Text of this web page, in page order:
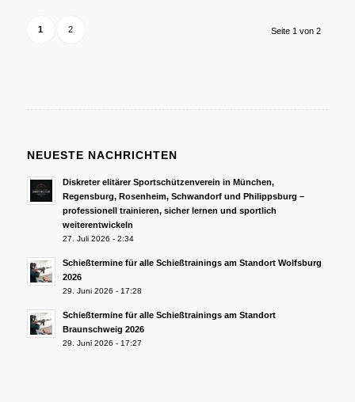
Seite 1 von 2
1 2
NEUESTE NACHRICHTEN
Diskreter elitärer Sportschützenverein in München,
Regensburg, Rosenheim, Schwandorf und Philippsburg –
professionell trainieren, sicher lernen und sportlich
weiterentwickeln
27. Juli 2026 - 2:34
Schießtermine für alle Schießtrainings am Standort Wolfsburg
2026
29. Juni 2026 - 17:28
Schießtermine für alle Schießtrainings am Standort
Braunschweig 2026
29. Juni 2026 - 17:27